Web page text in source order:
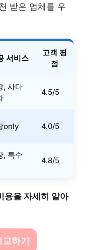
받은 업체를 우
서비스
고객 평
점
, 사다
4.5/5
only 4.0/5
, 특수
4.8/5
용을 자세히 알아
교하기